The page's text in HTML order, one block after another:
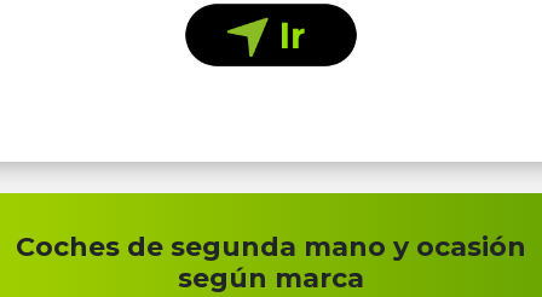
Coches de segunda mano y ocasión
según marca